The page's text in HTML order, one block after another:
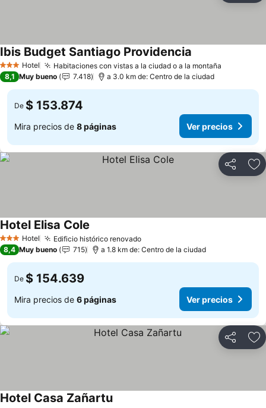
3 Estrellas
Hotel Habitaciones con vistas a la ciudad o a la montaña
Ibis Budget Santiago Providencia
8,1 Muy bueno 7.418 a 3.0 km de: Centro de la ciudad
De $ 153.874
Mira precios de 8 páginas Ver precios
Compartir
3 Estrellas
Hotel Edificio histórico renovadoVer precios
Hotel Elisa Cole
8,4 Muy bueno 715 a 1.8 km de: Centro de la ciudad
De $ 154.639
Mira precios de 6 páginas Ver precios
Compartir
Hotel Casa ZañartuVer precios